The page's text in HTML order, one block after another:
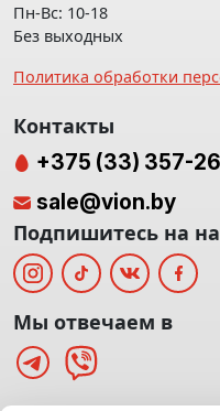
Пн-Вс: 10-18
Без выходных
Политика обработки
Контакты
+375 (33) 357-
sale@vion.by
Подпишитесь на
Мы отвечаем в